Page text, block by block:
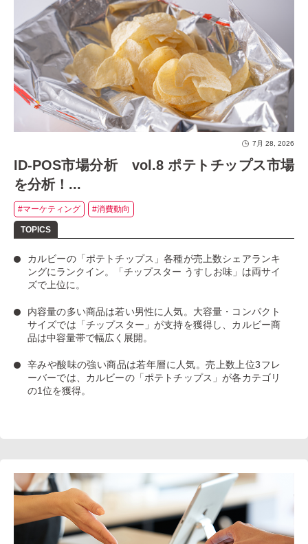
7月 28, 2026
ID-POS市場分析 vol.8 ポテトチップス市場
を分析！...
#マーケティング #消費動向
カルビーの「ポテトチップス」各種が売上数シェアランキ
ングにランクイン。
「チップスター うすしお味」 は両サイ
ズで上位に。
内容量の多い商品は若い男性に人気。大容量・コンパクト
サイズでは「チップスター」が支持を獲得し、カルビー商
品は中容量帯で幅広く展開。
辛みや酸味の強い商品は若年層に人気。売上数上位3フレ
ーバーでは、カルビーの「ポテトチップス」が各カテゴリ
の1位を獲得。